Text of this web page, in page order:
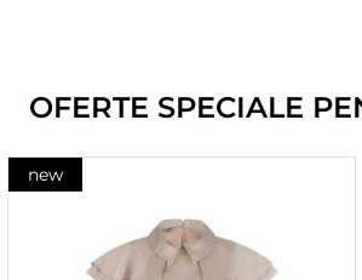
OFERTE SPECIALE
new